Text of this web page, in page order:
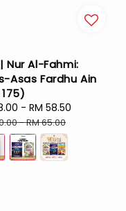
Nur Al-Fahmi:
Asas Fardhu Ain
- RM 58.50
-RM 65.00